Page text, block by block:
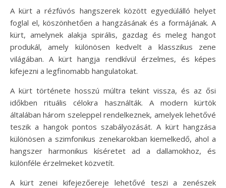
A kürt a rézfúvós hangszerek között egyedülálló helyet
foglal el, köszönhetően a hangzásának és a formájának. A
kürt, amelynek alakja spirális, gazdag és meleg hangot
produkál, amely különösen kedvelt a klasszikus zene
világában. A kürt hangja rendkívül érzelmes, és képes
kifejezni a legfinomabb hangulatokat.
A kürt története hosszú múltra tekint vissza, és az ősi
időkben rituális célokra használták. A modern kürtök
általában három szeleppel rendelkeznek, amelyek lehetővé
teszik a hangok pontos szabályozását. A kürt hangzása
különösen a szimfonikus zenekarokban kiemelkedő, ahol a
hangszer harmonikus kíséretet ad a dallamokhoz, és
különféle érzelmeket közvetít.
A kürt zenei kifejezőereje lehetővé teszi a zenészek